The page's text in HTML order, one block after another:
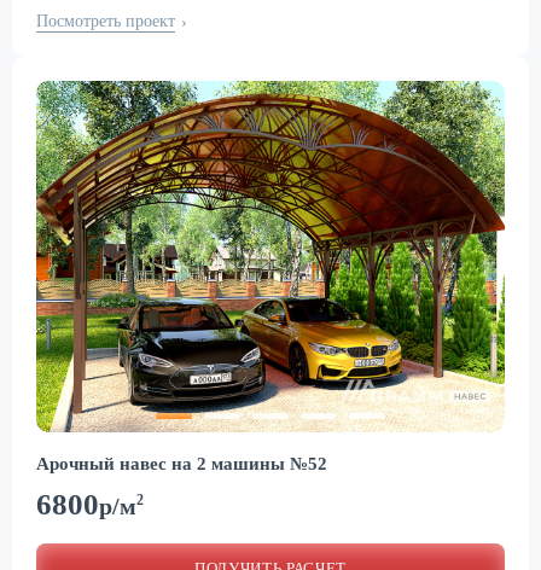
Посмотреть проект ›
Арочный навес на 2 машины №52
6800р/м2